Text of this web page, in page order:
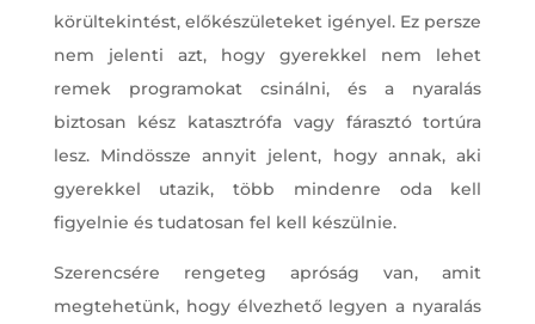
körültekintést, előkészületeket igényel. Ez persze
nem jelenti azt, hogy gyerekkel nem lehet
remek programokat csinálni, és a nyaralás
biztosan kész katasztrófa vagy fárasztó tortúra
lesz. Mindössze annyit jelent, hogy annak, aki
gyerekkel utazik, több mindenre oda kell
figyelnie és tudatosan fel kell készülnie.
Szerencsére rengeteg apróság van, amit
megtehetünk, hogy élvezhető legyen a nyaralás